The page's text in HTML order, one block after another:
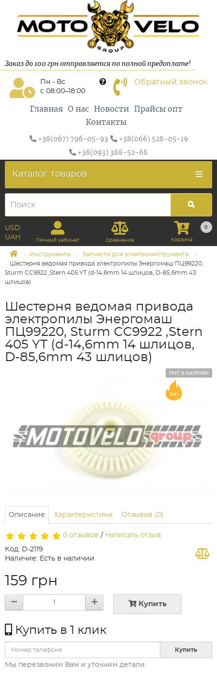
Заказ до 100 грн отправляется по полной предоплате!
Пн - Вс
с 08:00–18:00
Обратный звонок
Главная О нас Новости
Прайсы опт
Контакты
+38(067) 796-05-93
+38(066) 528-05-19
+38(093) 388-52-68
Каталог товаров
USD
UAH
Личный кабинет Сравнение
0
Корзина
Инструменты
Запчасти для электроинструмента
Шестерня ведомая привода электропилы Энергомаш ПЦ99220,
Sturm CC9922 ,Stern 405 YT (d-14,6mm 14 шлицов, D-85,6mm 43
шлицов)
Шестерня ведомая привода
электропилы Энергомаш
ПЦ99220, Sturm CC9922 ,Stern
405 YT (d-14,6mm 14 шлицов,
D-85,6mm 43 шлицов)
Нет в наличии
Хит
Описание Характеристики Отзывов (0)
0 отзывов / Написать отзыв
Код: D-2119
Наличие: Есть в наличии
159 грн
Купить
Купить в 1 клик
Купить
Мы перезвоним Вам и уточним детали